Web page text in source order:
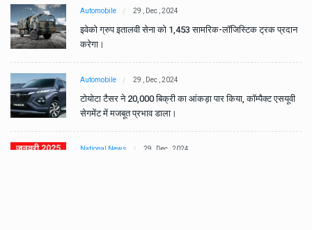
Automobile 29 , Dec , 2024
इवेको ग्रुप इतालवी सेना को 1,453 सामरिक-लॉजिस्टिक ट्रक प्रदान
करेगा।
Automobile 29 , Dec , 2024
टोयोटा टैसर ने 20,000 बिक्री का आंकड़ा पार किया, कॉम्पैक्ट एसयूवी
सेगमेंट में मजबूत प्रभाव डाला।
National News 29 , Dec , 2024